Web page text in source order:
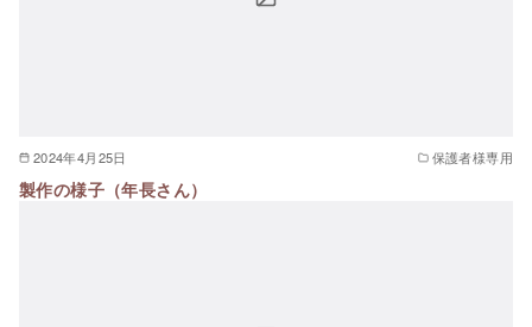
2024年4月25日 保護者様専用
製作の様子（年長さん）